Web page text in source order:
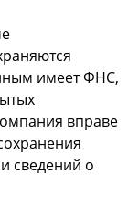
имеет ФНС,
вправе
сведений о